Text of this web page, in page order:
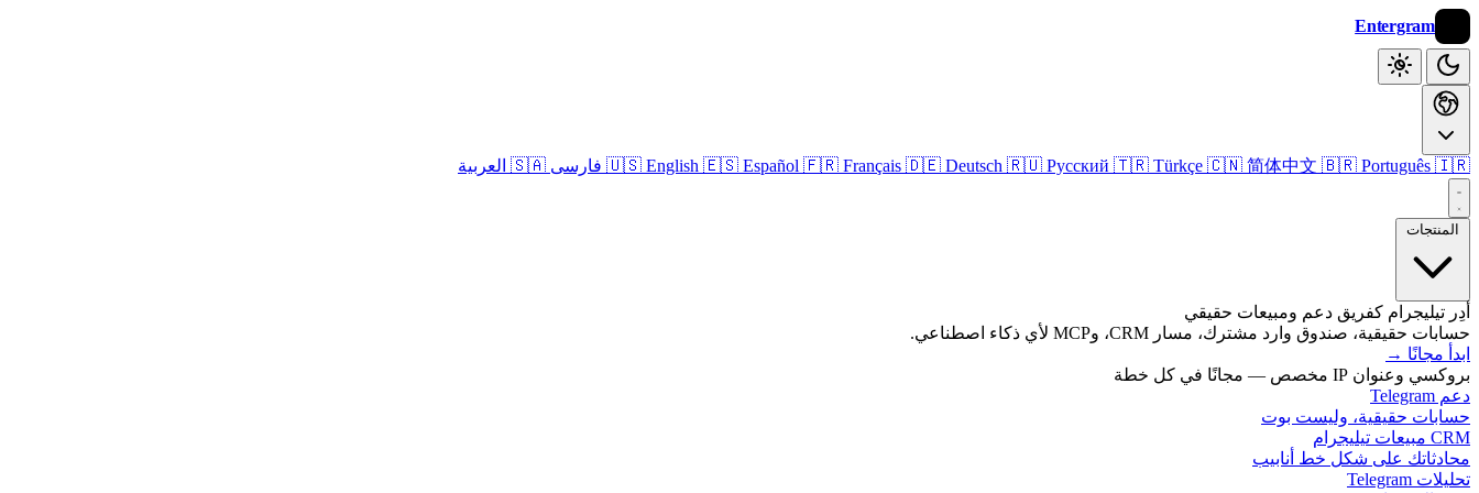
Entergram
🇺🇸 English 🇪🇸 Español 🇫🇷 Français 🇩🇪 Deutsch 🇷🇺 Русский 🇹🇷 Türkçe 🇨🇳 简体中文 🇧🇷 Português 🇮🇷 فارسی 🇸🇦 العربية
المنتجات
أدِر تيليجرام كفريق دعم ومبيعات حقيقي
حسابات حقيقية، صندوق وارد مشترك، مسار CRM، وMCP لأي ذكاء اصطناعي.
ابدأ مجانًا →
بروكسي وعنوان IP مخصص — مجانًا في كل خطة
دعم Telegram
حسابات حقيقية، وليست بوت
CRM مبيعات تيليجرام
محادثاتك على شكل خط أنابيب
تحليلات Telegram